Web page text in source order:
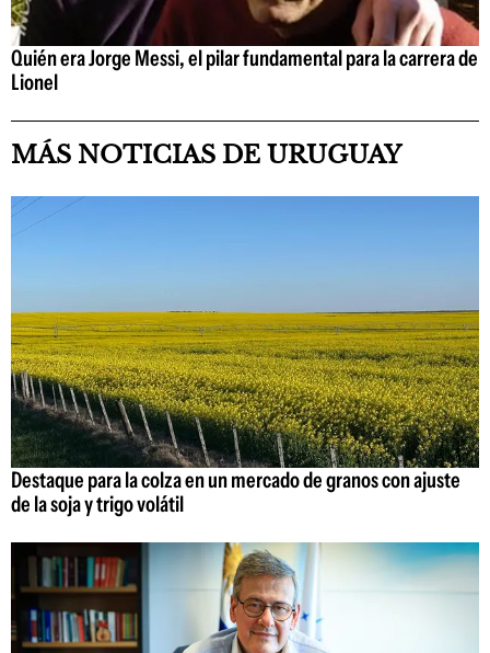
Quién era Jorge Messi, el pilar fundamental para la carrera de
Lionel
MÁS NOTICIAS DE URUGUAY
Destaque para la colza en un mercado de granos con ajuste
de la soja y trigo volátil